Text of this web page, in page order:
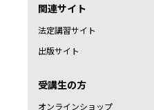
関連サイト
法定講習サイト
出版サイト
受講生の方
オンラインショップ